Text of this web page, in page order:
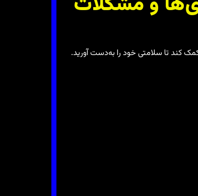
کند تا سلامتی خود را به‌دست آورید.